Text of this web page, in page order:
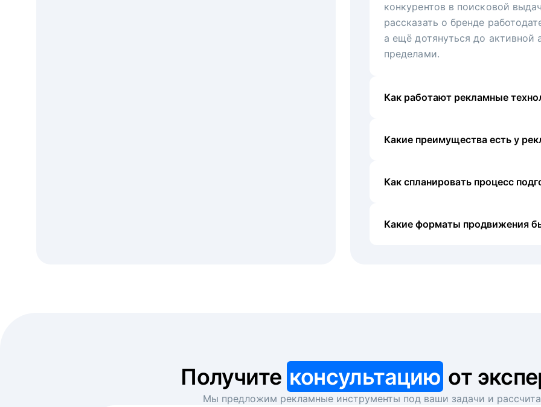
конкурентов в поисковой
рассказать о бренде
а ещё дотянуться до активной
пределами.
Как работают рекламные
Какие преимущества есть у
Как спланировать процесс
Какие форматы продвижения
Получите консультацию от
Мы предложим рекламные инструменты под ваши задачи и